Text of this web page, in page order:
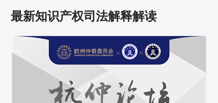
最新知识产权司法解释解读